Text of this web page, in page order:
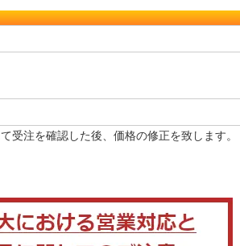
注を確認した後、価格の修正を致します。